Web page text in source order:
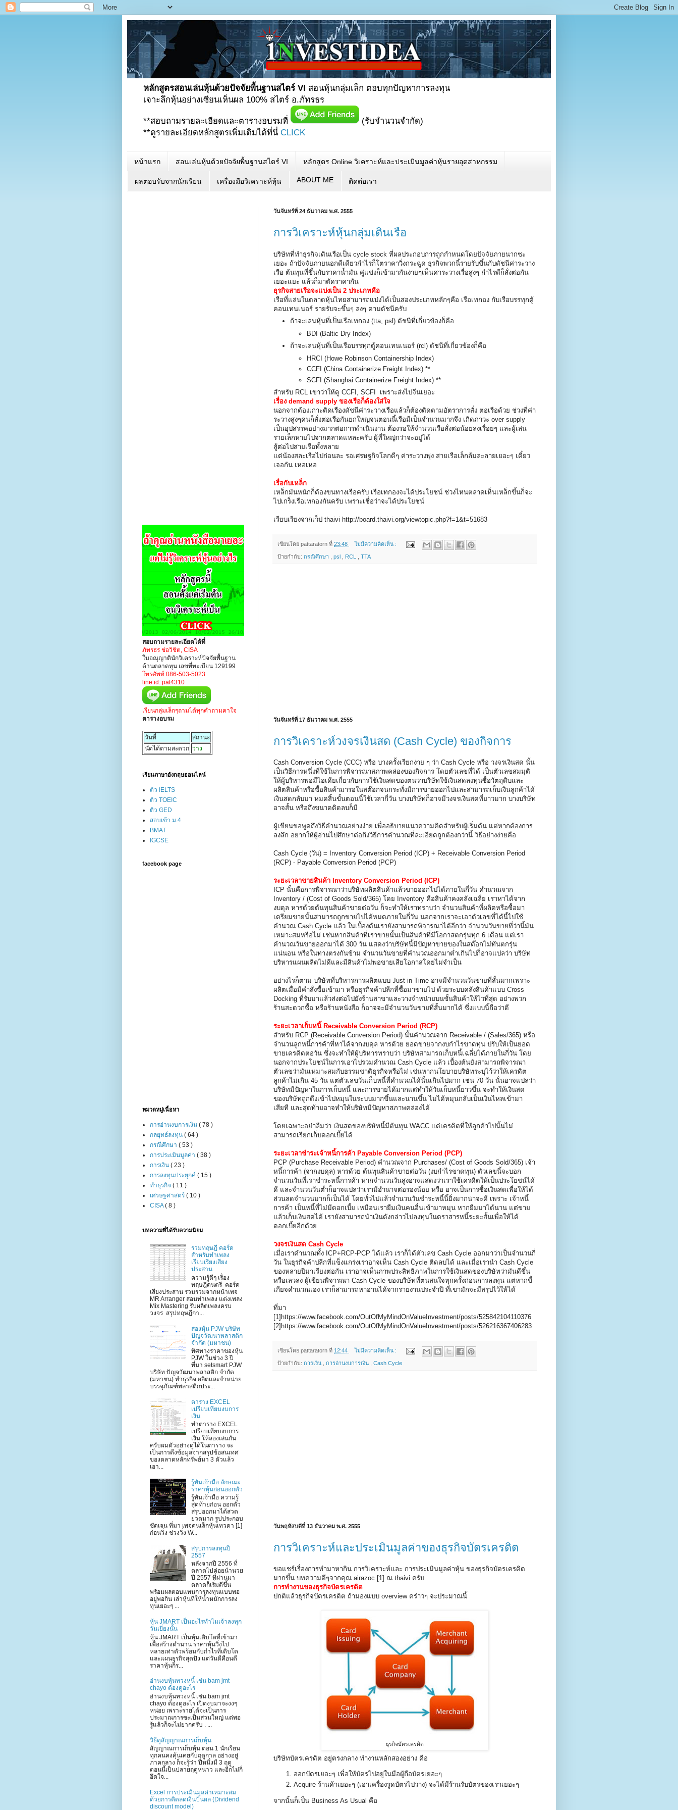
หลักสูตรสอนเล่นหุ้นด้วยปัจจัยพื้นฐานสไตร์ VI สอนหุ้นกลุ่มเล็ก ตอบทุกปัญหาการลงทุน
เจาะลึกหุ้นอย่างเซียนเห็นผล 100% สไตร์ อ.ภัทรธร
**สอบถามรายละเอียดและตารางอบรมที่
(รับจำนวนจำกัด)
**ดูรายละเอียดหลักสูตรเพิ่มเติมได้ที่นี่ CLICK
หน้าแรก สอนเล่นหุ้นด้วยปัจจัยพื้นฐานสไตร์ VI หลักสูตร Online วิเคราะห์และประเมินมูลค่าหุ้นรายอุตสาหกรรม
ผลตอบรับจากนักเรียน เครื่องมือวิเคราะห์หุ้น ABOUT ME ติดต่อเรา
วันจันทร์ที่ 24 ธันวาคม พ.ศ. 2555
การวิเคราะห์หุ้นกลุ่มเดินเรือ
บริษัทที่ทำธุรกิจเดินเรือเป็น cycle stock ที่ผลประกอบการถูกกำหนดโดยปัจจัยภายนากซะ
เยอะ ถ้าปัจจัยภายนอกดีเดียวกำไรก็โตราคาวิ่งกระฉูด ธุรกิจพวกนี้รายรับขึ้นกับดัชนีค่าระวาง
เรือ ต้นทุนที่ขึ้นกับราคาน้ำมัน คู่แข่งก็เข้ามากันง่ายๆเห็นค่าระวางเรื่อสูงๆ กำไรดีก็สั่งต่อกัน
เยอะแยะ แล้วก็มาตัดราคากัน
ธุรกิจสายเรือจะแบ่งเป็น 2 ประเภทคือ
เรือที่แล่นในตลาดหุ้นไทยสามารถแบ่งได้เป็นสองประเภทหลักๆคือ เรือเทกอง กับเรือบรรทุกตู้
คอนเทนเนอร์ รายรับจะขึ้นๆ ลงๆ ตามดัชนีครับ
ถ้าจะเล่นหุ้นที่เป็นเรือเทกอง (tta, psl) ดัชนีที่เกี่ยวข้องก็คือ
BDI (Baltic Dry Index)
ถ้าจะเล่นหุ้นที่เป็นเรือบรรทุกตู้คอนเทนเนอร์ (rcl) ดัชนีที่เกี่ยวข้องก็คือ
HRCI (Howe Robinson Containership Index)
CCFI (China Containerize Freight Index) **
SCFI (Shanghai Containerize Freight Index) **
สำหรับ RCL เขาว่าให้ดู CCFI, SCFI เพราะส่งไปจีนเยอะ
เรื่อง demand supply ของเรือก็ต้องใส่ใจ
นอกจากต้องเกาะติดเรืองดัชนีค่าระวางเรือแล้วก็ต้องติดตามอัตราการสั่ง ต่อเรือด้วย ช่วงที่ค่า
ระวางสูงๆคนก็สั่งต่อเรือกันยกใหญ่จนตอนนี้เรือมีเป็นจำนวนมากจึง เกิดภาวะ over supply
เป็นอุปสรรคอย่างมากต่อการดำเนินงาน ต้องรอให้จำนวนเรือสั่งต่อน้อยลงเรื่อยๆ และผู้เล่น
รายเล็กหายไปจากตลาดแหละครับ ผู้ที่ใหญ่กว่าจะอยู่ได้
สู้ต่อไปสายเรือทั้งหลาย
แต่น้องสละเรือไปก่อนละ รอเศรษฐกิจโลกดีๆ ค่าระวางพุ่ง สายเรือเล็กล้มละลายเยอะๆ เดี๋ยว
เจอกัน เหอเหอ
เรื่อกับเหล็ก
เหล็กมันหนักก็ต้องขนทางเรือครับ เรือเทกองจะได้ประโยชน์ ช่วงไหนตลาดเห็นเหล็กขึ้นก็จะ
ไปเกร็งเรือเทกองกันครับ เพราะเชื่อว่าจะได้ประโยชน์
เรียบเรียงจากเว็ป thaivi http://board.thaivi.org/viewtopic.php?f=1&t=51683
เขียนโดย pattaratorn ที่ 23:48 ไม่มีความคิดเห็น :
ป้ายกำกับ: กรณีศึกษา psl RCL TTA
วันจันทร์ที่ 17 ธันวาคม พ.ศ. 2555
การวิเคราะห์วงจรเงินสด (Cash Cycle) ของกิจการ
Cash Conversion Cycle (CCC) หรือ บางครั้งเรียกง่าย ๆ ว่า Cash Cycle หรือ วงจรเงินสด นั้น
เป็นวิธีการหนึ่งที่ใช้ในการพิจารณาสภาพคล่องของกิจการ โดยตัวเลขที่ได้ เป็นตัวเลขสมมุติ
ให้ผู้บริหารพอมีไอเดียเกี่ยวกับการใช้เงินสดของตนว่าบริษัทใช้เงินสดลงทุนซื้อวัตถุดิบและ
ผลิตสินค้าหรือซื้อสินค้ามารอในสต๊อกจนกระทั่งมีการขายออกไปและสามารถเก็บเงินลูกค้าได้
เงินสดกลับมา หมดสิ้นขั้นตอนนี้ใช้เวลากี่วัน บางบริษัทก็อาจมีวงจรเงินสดที่ยาวมาก บางบริษัท
อาจสั้น หรือถึงขนาดติดลบก็มี
ผู้เขียนขอพูดถึงวิธีคำนวณอย่างง่าย เพื่ออธิบายแนวความคิดสำหรับผู้เริ่มต้น แต่หากต้องการ
ลงลึก อยากให้ผู้อ่านไปศึกษาต่อถึงวิธีการคำนวณที่ละเอียดถูกต้องกว่านี้ วิธีอย่างง่ายคือ
Cash Cycle (วัน) = Inventory Conversion Period (ICP) + Receivable Conversion Period
(RCP) - Payable Conversion Period (PCP)
ระยะเวลาขายสินค้า Inventory Conversion Period (ICP)
ICP นั้นคือการพิจารณาว่าบริษัทผลิตสินค้าแล้วขายออกไปได้ภายในกี่วัน คำนวณจาก
Inventory / (Cost of Goods Sold/365) โดย Inventory คือสินค้าคงคลังเฉลี่ย เราหาได้จาก
งบดุล หารด้วยต้นทุนสินค้าขายต่อวัน ก็จะทำให้เราทราบว่า จำนวนสินค้าที่ผลิตหรือซื้อมา
เตรียมขายนั้นสามารถถูกขายไปได้หมดภายในกี่วัน นอกจากเราจะเอาตัวเลขที่ได้นี้ไปใช้
คำนวณ Cash Cycle แล้ว ในเบื้องต้นเรายังสามารถพิจารณาได้อีกว่า จำนวนวันขายที่ว่านี้มัน
เหมาะสมหรือไม่ เช่นหากสินค้าที่เราขายนั้นเป็นสินค้าที่มีโอกาสตกรุ่นทุก 6 เดือน แต่เรา
คำนวณวันขายออกมาได้ 300 วัน แสดงว่าบริษัทนี้มีปัญหาขายของในสต๊อกไม่ทันตกรุ่น
แน่นอน หรือในทางตรงกันข้าม จำนวนวันขายที่คำนวณออกมาต่ำเกินไปก็อาจแปลว่า บริษัท
บริหารแผนผลิตไม่ดีและมีสินค้าไม่พอขายเสียโอกาสโดยไม่จำเป็น
อย่างไรก็ตาม บริษัทที่บริหารการผลิตแบบ Just in Time อาจมีจำนวนวันขายที่สั้นมากเพราะ
ผลิตเมื่อมีคำสั่งซื้อเข้ามา หรือธุรกิจค้าปลีกที่ซื้อมาขายไป ด้วยระบบคลังสินค้าแบบ Cross
Docking ที่รับมาแล้วส่งต่อไปยังร้านสาขาและวางจำหน่ายบนชั้นสินค้าให้ไวที่สุด อย่างพวก
ร้านสะดวกซื้อ หรือร้านหนังสือ ก็อาจจะมีจำนวนวันขายที่สั้นมากได้ ซึ่งแบบนี้ถือว่าดี
ระยะเวลาเก็บหนี้ Receivable Conversion Period (RCP)
สำหรับ RCP (Receivable Conversion Period) นั้นคำนวณจาก Receivable / (Sales/365) หรือ
จำนวนลูกหนี้การค้าที่หาได้จากงบดุล หารด้วย ยอดขายจากงบกำไรขาดทุน ปรับให้เป็นยอด
ขายเครดิตต่อวัน ซึ่งจะทำให้ผู้บริหารทราบว่า บริษัทสามารถเก็บหนี้เฉลี่ยได้ภายในกี่วัน โดย
นอกจากประโยชน์ในการเอาไปรวมคำนวณ Cash Cycle แล้ว เบื้องต้นยังสามารถพิจารณา
ตัวเลขว่ามันเหมาะสมกับธรรมชาติธุรกิจหรือไม่ เช่นหากนโยบายบริษัทระบุไว้ว่าให้เครดิต
ลูกค้าไม่เกิน 45 วัน แต่ตัวเลขวันเก็บหนี้ที่คำนวณได้นั้นเกินไปมาก เช่น 70 วัน นั่นอาจแปลว่า
บริษัทมีปัญหาในการเก็บหนี้ และการขายได้มากแต่ทำให้วันเก็บหนี้ยาวขึ้น จะทำให้เงินสด
ของบริษัทถูกดึงเข้าไปหมุนในระบบมากขึ้นและนานขึ้น ไม่ได้หมุนกลับเป็นเงินไหลเข้ามา
เสียที และสุดท้ายอาจทำให้บริษัทมีปัญหาสภาพคล่องได้
โดยเฉพาะอย่าลืมว่า เงินสดของบริษัทนี้มีต้นทุน WACC แต่เครดิตที่ให้ลูกค้าไปนั้นไม่
สามารถเรียกเก็บดอกเบี้ยได้
ระยะเวลาชำระเจ้าหนี้การค้า Payable Conversion Period (PCP)
PCP (Purchase Receivable Period) คำนวณจาก Purchases/ (Cost of Goods Sold/365) เจ้า
หนี้การค้า (จากงบดุล) หารด้วย ต้นทุนสินค้าขายต่อวัน (งบกำไรขาดทุน) ตัวเลขนี้จะบอก
จำนวนวันที่เราชำระหนี้การค้า หากจำนวนวันสูงอาจแสดงว่าเราใช้เครดิตให้เป็นประโยชน์ได้
ดี และจำนวนวันต่ำก็อาจแปลว่าเรามีอำนาจต่อรองน้อย หรือ อาจเป็นการซื้อเงินสดเพื่อให้ได้
ส่วนลดจำนวนมากก็เป็นได้ โดยทั่วไปแล้วจำนวนวันชำระหนี้นี้ยิ่งมากน่าจะดี เพราะ เจ้าหนี้
การค้า เป็นหนี้ที่ไม่มีดอกเบี้ย เหมือนเรายืมเงินคนอื่นเข้ามาหมุน หากยืมมาได้นาน แต่ขาย
แล้วเก็บเงินสดได้ เรายังสามารถนำเงินดังกล่าวไปลงทุนในตราสารหนี้ระยะสั้นเพื่อให้ได้
ดอกเบี้ยอีกด้วย
วงจรเงินสด Cash Cycle
เมื่อเราคำนวณทั้ง ICP+RCP-PCP ได้แล้ว เราก็ได้ตัวเลข Cash Cycle ออกมาว่าเป็นจำนวนกี่
วัน ในธุรกิจค้าปลีกที่แข็งแกร่งเราอาจเห็น Cash Cycle ติดลบได้ และเมื่อเรานำ Cash Cycle
ของหลายปีมาเรียงต่อกัน เราอาจเห็นภาพประสิทธิภาพในการใช้เงินสดของบริษัทว่ามันดีขึ้น
หรือเลวลง ผู้เขียนพิจารณา Cash Cycle ของบริษัทที่ตนสนใจทุกครั้งก่อนการลงทุน แต่หากขี้
เกียจคำนวณเอง เราก็สามารถหาอ่านได้จากรายงานประจำปี ที่เขามักจะมีสรุปไว้ให้ได้
ที่มา
[1]https://www.facebook.com/OutOfMyMindOnValueInvestment/posts/525842104110376
[2]https://www.facebook.com/OutOfMyMindOnValueInvestment/posts/526216367406283
เขียนโดย pattaratorn ที่ 12:44 ไม่มีความคิดเห็น :
ป้ายกำกับ: การเงิน การอ่านงบการเงิน Cash Cycle
วันพฤหัสบดีที่ 13 ธันวาคม พ.ศ. 2555
การวิเคราะห์และประเมินมูลค่าของธุรกิจบัตรเครดิต
ขอแชร์เรื่องการทำมาหากิน การวิเคราะห์และ การประเมินมูลค่าหุ้น ของธุรกิจบัตรเครดิต
มากขึ้น บทความดีๆจากคุณ airazoc [1] ณ thaivi ครับ
การทำงานของธุรกิจบัตรเครดิต
ปกติแล้วธุรกิจบัตรเครดิต ถ้ามองแบบ overview คร่าวๆ จะประมาณนี้
ธุรกิจบัตรเครดิต
บริษัทบัตรเครดิต อยู่ตรงกลาง ทำงานหลักสองอย่าง คือ
ออกบัตรเยอะๆ เพื่อให้บัตรไปอยู่ในมือผู้ถือบัตรเยอะๆ
Acquire ร้านค้าเยอะๆ (เอาเครื่องรูดบัตรไปวาง) จะได้มีร้านรับบัตรของเราเยอะๆ
จากนั้นก็เป็น Business As Usual คือ
สอบถามรายละเอียดได้ที่
ภัทรธร ช่อวิชิต, CISA
ใบอณุญาตินักวิเคราะห์ปัจจัยพื้นฐาน
ด้านตลาดทุน เลขที่ทะเบียน 129199
โทรศัพท์ 086-503-5023
line id: pat4310
เรียนกลุ่มเล็กๆถามได้ทุกคำถามคาใจ
ตารางอบรม
วันที่
สถานะ
นัดได้ตามสะดวก ว่าง
เรียนภาษาอังกฤษออนไลน์
ติว IELTS
ติว TOEIC
ติว GED
สอบเข้า ม.4
BMAT
IGCSE
facebook page
หมวดหมู่เนื้อหา
การอ่านงบการเงิน ( 78 )
กลยุทธ์ลงทุน ( 64 )
กรณีศึกษา ( 53 )
การประเมินมูลค่า ( 38 )
การเงิน ( 23 )
การลงทุนประยุกค์ ( 15 )
ทำธุรกิจ ( 11 )
เศรษฐศาสตร์ ( 10 )
CISA( 8 )
บทความที่ได้รับความนิยม
รวมทฤษฎี คอร์ด
สำหรับทำเพลง
เรียบเรียงเสียง
ประสาน
ความรู้ดีๆ เรื่อง
ทฤษฎีดนตรี คอร์ด
เสียงประสาน รวมรวมจากหน้าเพจ
MR Arranger สอนทำเพลง แต่งเพลง
Mix Mastering รับผลิตเพลงครบ
วงจร สรุปทฤษฎีกา...
ส่องหุ้น PJW บริษัท
ปัญจวัฒนาพลาสติก
จำกัด (มหาชน)
ทิศทางราคาของหุ้น
PJW ในช่วง 3 ปี
ที่มา setsmart PJW
บริษัท ปัญจวัฒนาพลาสติก จำกัด
(มหาชน) ทำธุรกิจ ผลิตและจำหน่าย
บรรจุภัณฑ์พลาสติกประ...
ตาราง EXCEL
เปรียบเทียบงบการ
เงิน
ทำตาราง EXCEL
เปรียบเทียบงบการ
เงิน ให้ลองเล่นกัน
ครับผมตัวอย่างดูได้ในตาราง จะ
เป็นการดึงข้อมูลจากสรุปข้อสนเทศ
ของตลาดหลักทรัพย์มา 3 ตัวแล้ว
เอา...
รู้ทันเจ้ามือ ลักษณะ
ราคาหุ้นก่อนออกตัว
รู้ทันเจ้ามือ ความรู้
สุดท้ายก่อน ออกตัว
สรุปออกมาได้สวด
ยวดมาก รูปประกอบ
ชัดเจน ที่มา เพจคนเล็กหุ้นเทวดา [1]
ก่อนวิ่ง ช่วงวิ่ง W...
สรุปการลงทุนปี
2557
หลังจากปี 2556 ที่
ตลาดไปค่อยนำนวย
ปี 2557 ที่ผ่านมา
ตลาดก็เริ่มดีขึ้น
พร้อมผลตอบแทนการลงทุนแบบพอ
อยู่พอกิน เล่าหุ้นที่ให้น้ำหนักการลง
ทุนเยอะๆ ...
หุ้น JMART เป็นอะไรทำไมเจ้าลงทุก
วันเยี่ยงนั้น
หุ้น JMART เป็นหุ้นเติบโตที่เข้ามา
เพื่อสร้างตำนาน ราคาหุ้นวิ่งไป
หลายเท่าตัวพร้อมกับกำไรที่เติบโต
และแผนธุรกิจสุดปัง แต่วันดีคือนดี
ราคาหุ้นก็ร...
อ่านงบหุ้นทวงหนี้ เช่น bam jmt
chayo ต้องดูอะไร
อ่านงบหุ้นทวงหนี้ เช่น bam jmt
chayo ต้องดูอะไร เปิดงบมาจะงงๆ
หน่อย เพราะรายได้จะเป็นการ
ประมาณการซะเป็นส่วนใหญ่ แต่พอ
รู้แล้วก็จะไม่ยากครับ . ...
วิธีดูสัญญาณการเก็บหุ้น
สัญญาณการเก็บหุ้น ตอน 1 นักเรียน
ทุกคนคงคุ้นเคยกับฤดูกาล อย่างอยู่
ภาคกลาง ก็จะรู้ว่า ปีหนึ่งมี 3 ฤดู
ตอนนี้เป็นปลายฤดูหนาว และอีกไม่กี่
อึดใจ...
Excel การประเมินมูลค่าเหมาะสม
ด้วยการคิดลดเงินปันผล (Dividend
discount model)